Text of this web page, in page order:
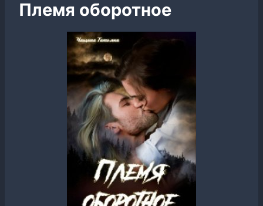
Племя оборотное